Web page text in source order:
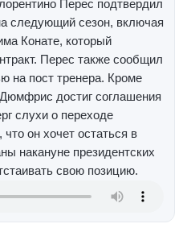
Перес подтвердил
следующий сезон, включая
Конате, который
Перес также сообщил
на пост тренера. Кроме
достиг соглашения
слухи о переходе
он хочет остаться в
накануне президентских
свою позицию.